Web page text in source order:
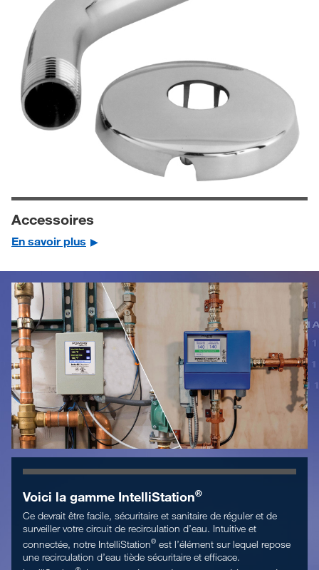
Accessoires
En savoir plus
Voici la gamme IntelliStation®
Ce devrait être facile, sécuritaire et sanitaire de réguler et de
surveiller votre circuit de recirculation d’eau. Intuitive et
connectée, notre IntelliStation® est l’élément sur lequel repose
une recirculation d’eau tiède sécuritaire et efficace.